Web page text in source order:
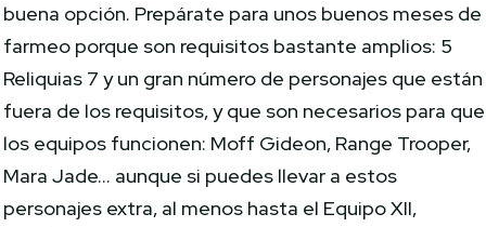
buena opción. Prepárate para unos buenos meses de
farmeo porque son requisitos bastante amplios: 5
Reliquias 7 y un gran número de personajes que están
fuera de los requisitos, y que son necesarios para que
los equipos funcionen: Moff Gideon, Range Trooper,
Mara Jade… aunque si puedes llevar a estos
personajes extra, al menos hasta el Equipo XII,